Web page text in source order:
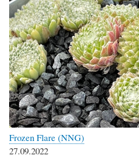
Frozen Flare (NNG)
27.09.2022